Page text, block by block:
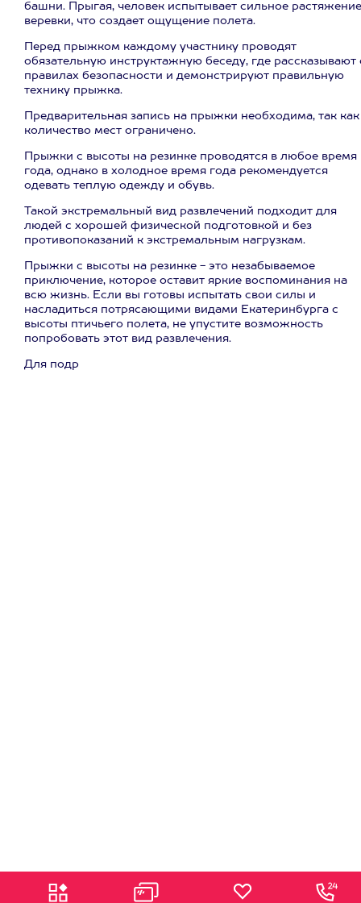
башни. Прыгая, человек испытывает сильное растяжение
веревки, что создает ощущение полета.
Перед прыжком каждому участнику проводят
обязательную инструктажную беседу, где рассказывают
правилах безопасности и демонстрируют правильную
технику прыжка.
Предварительная запись на прыжки необходима, так как
количество мест ограничено.
Прыжки с высоты на резинке проводятся в любое время
года, однако в холодное время года рекомендуется
одевать теплую одежду и обувь.
Такой экстремальный вид развлечений подходит для
людей с хорошей физической подготовкой и без
противопоказаний к экстремальным нагрузкам.
Прыжки с высоты на резинке - это незабываемое
приключение, которое оставит яркие воспоминания на
всю жизнь. Если вы готовы испытать свои силы и
насладиться потрясающими видами Екатеринбурга с
высоты птичьего полета, не упустите возможность
попробовать этот вид развлечения.
Для подр